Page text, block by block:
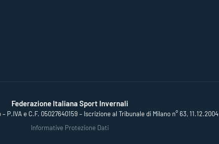
Federazione Italiana Sport Invernali
P.IVA e C.F. 05027640159 – Iscrizione al Tribunale di Milano n° 63, 11.12.2004
Informative Protezione Dati